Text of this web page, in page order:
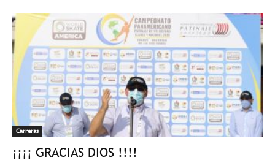
Carreras
¡¡¡¡ GRACIAS DIOS !!!!